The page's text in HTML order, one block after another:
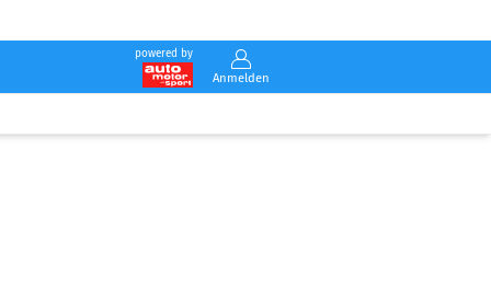
powered by
Anmelden